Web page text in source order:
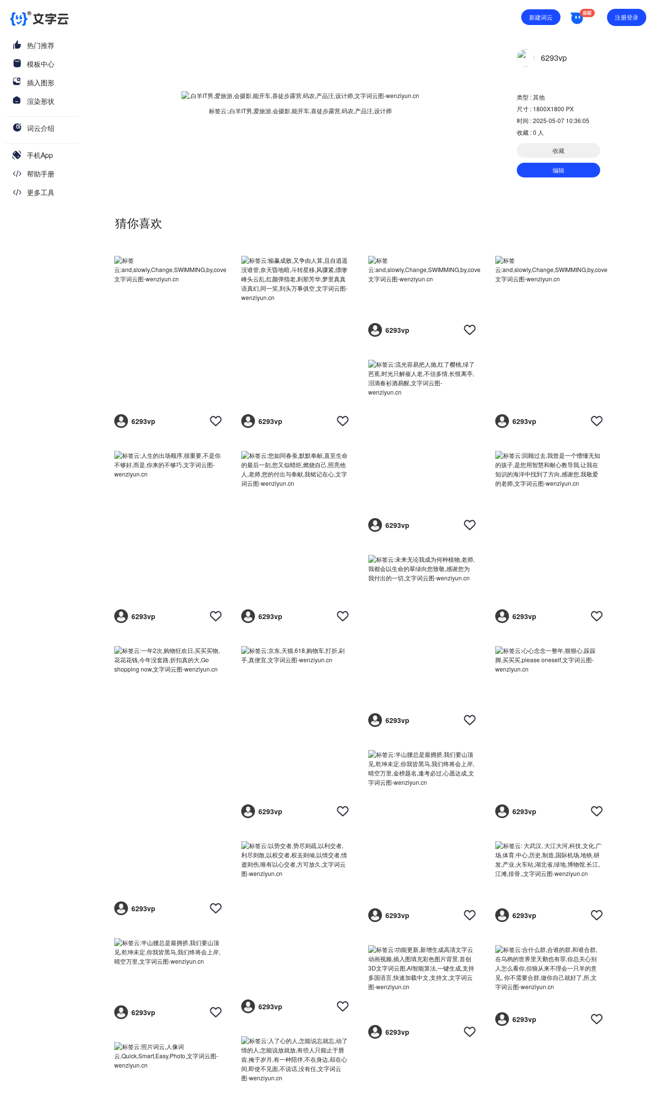
新建词云 注册登录
热门推荐
模板中心
插入图形
渲染形状
词云介绍
手机App
帮助手册
更多工具
标签云:,白羊IT男,爱旅游,会摄影,能开车,喜徒步露营,码农,产品汪,设计师
6293vp
类型 : 其他
尺寸 : 1800X1800 PX
时间 : 2025-05-07 10:36:05
收藏 :0 人
收藏
编辑
猜你喜欢
6293vp 6293vp
6293vp
6293vp
6293vp
6293vp 6293vp 6293vp
6293vp
6293vp
6293vp 6293vp
6293vp
6293vp
6293vp
6293vp
6293vp
6293vp